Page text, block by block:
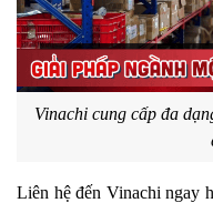
Vinachi cung cấp đa
Liên hệ đến Vinachi ngay